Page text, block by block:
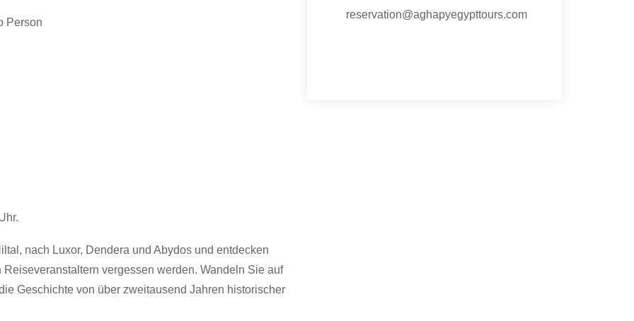
Person
nach Luxor, Dendera und Abydos und entdecken
vergessen werden. Wandeln Sie auf
Geschichte von über zweitausend Jahren historischer
reservation@aghapyegypttours.com